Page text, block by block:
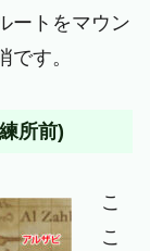
ートをマウン
です。
所前)
こ
こ